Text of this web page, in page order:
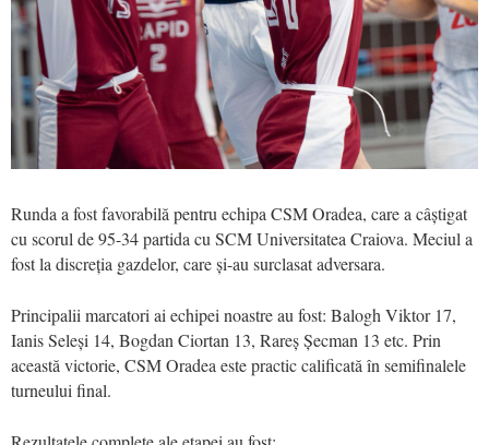
Runda a fost favorabilă pentru echipa CSM Oradea, care a câștigat
cu scorul de 95-34 partida cu SCM Universitatea Craiova. Meciul a
fost la discreția gazdelor, care și-au surclasat adversara.
Principalii marcatori ai echipei noastre au fost: Balogh Viktor 17,
Ianis Seleși 14, Bogdan Ciortan 13, Rareș Șecman 13 etc. Prin
această victorie, CSM Oradea este practic calificată în semifinalele
turneului final.